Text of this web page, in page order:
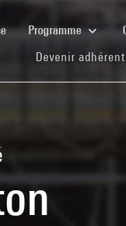
(current)Programme
Devenir